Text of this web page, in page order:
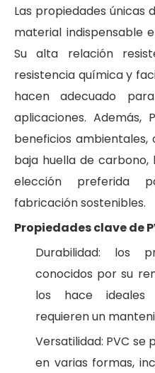
Las propiedades únicas
material indispensable
Su alta relación
resistencia química y
hacen adecuado
aplicaciones. Además,
beneficios
baja huella de
elección preferida
fabricación sostenibles.
Propiedades clave de
Durabilidad: los
conocidos por su
los hace ideales
requieren un
Versatilidad: PVC
en varias formas,